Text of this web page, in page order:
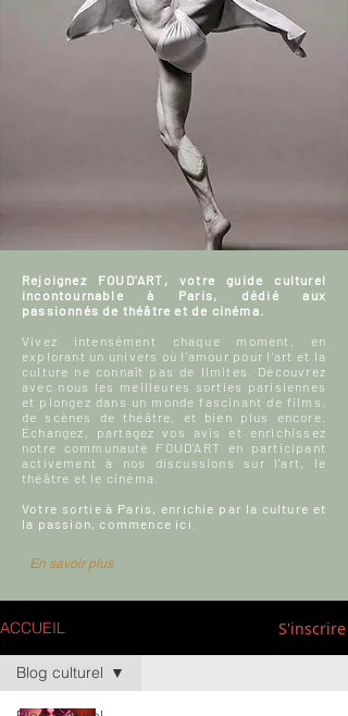
Rejoignez FOUD'ART, votre guide culturel
incontournable à Paris, dédié aux
passionnés de théâtre et de cinéma.
Vivez intensément chaque moment, en
explorant un univers où l'amour pour l'art et la
culture ne connaît pas de limites. Découvrez
avec nous les meilleures sorties parisiennes
et plongez dans un monde fascinant de films,
de scènes de théâtre, et bien plus encore.
Échangez, partagez vos avis et enrichissez
notre communauté FOUD'ART en participant
activement à nos discussions sur l’art, le
théâtre et le cinéma.
Votre sortie à Paris, enrichie par la culture et
la passion, commence ici.
En savoir plus
ACCUEIL S'inscrire
Blog culturel